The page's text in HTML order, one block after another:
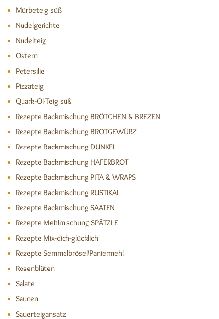
Mürbeteig süß
Nudelgerichte
Nudelteig
Ostern
Petersilie
Pizzateig
Quark-Öl-Teig süß
Rezepte Backmischung BRÖTCHEN & BREZEN
Rezepte Backmischung BROTGEWÜRZ
Rezepte Backmischung DUNKEL
Rezepte Backmischung HAFERBROT
Rezepte Backmischung PITA & WRAPS
Rezepte Backmischung RUSTIKAL
Rezepte Backmischung SAATEN
Rezepte Mehlmischung SPÄTZLE
Rezepte Mix-dich-glücklich
Rezepte Semmelbrösel/Paniermehl
Rosenblüten
Salate
Saucen
Sauerteigansatz